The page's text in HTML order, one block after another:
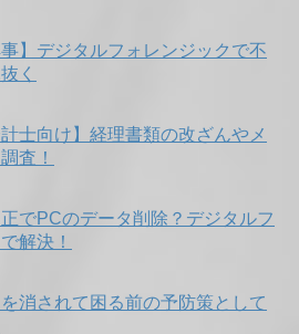
事】デジタルフォレンジックで不
く
計士向け】経理書類の改ざんやメ
査！
でPCのデータ削除？デジタルフ
解決！
消されて困る前の予防策として